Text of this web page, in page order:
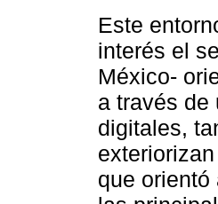
Este
interés el
México-
a través de
digitales,
que